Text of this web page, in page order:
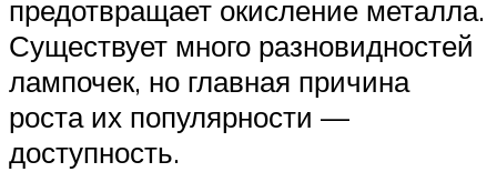
предотвращает окисление металла.
Существует много разновидностей
лампочек, но главная причина
роста их популярности —
доступность.